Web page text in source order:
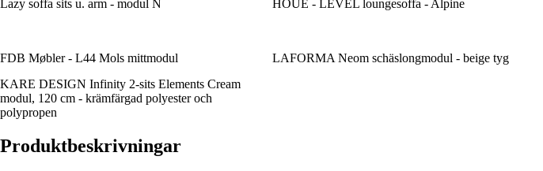
Lazy soffa sits u. arm - modul N HOUE - LEVEL loungesoffa - Alpine
FDB Møbler - L44 Mols mittmodul LAFORMA Neom schäslongmodul - beige tyg
KARE DESIGN Infinity 2-sits Elements Cream
modul, 120 cm - krämfärgad polyester och
polypropen
Produktbeskrivningar